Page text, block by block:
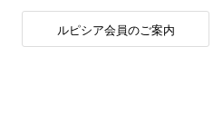
ルピシア会員のご案内